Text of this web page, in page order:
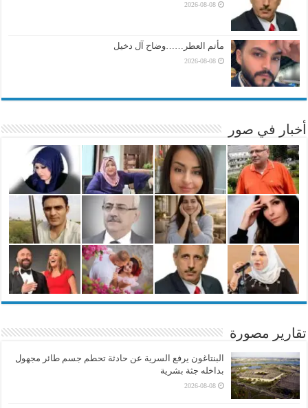
2026-08-08
مأتم العطر……وضاح آل دخيل
2026-08-08
أخبار في صور
تقارير مصورة
البنتاغون يرفع السرية عن حادثة تحطم جسم طائر مجهول
بداخله جثة بشرية
2026-08-08